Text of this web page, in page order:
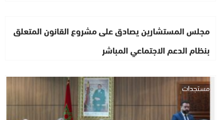
مجلس المستشارين يصادق على مشروع القانون المتعلق
بنظام الدعم الاجتماعي المباشر
مستجدات